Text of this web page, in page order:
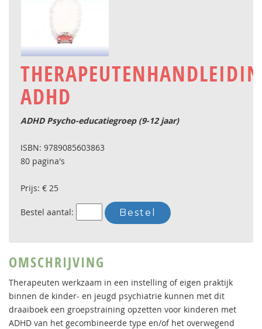
ADHD
ADHD Psycho-educatiegroep (9-12 jaar)
ISBN: 9789085603863
80 pagina's
Prijs: € 25
Bestel aantal:
OMSCHRIJVING
Therapeuten werkzaam in een instelling of eigen praktijk
binnen de kinder- en jeugd psychiatrie kunnen met dit
draaiboek een groepstraining opzetten voor kinderen met
ADHD van het gecombineerde type en/of het overwegend